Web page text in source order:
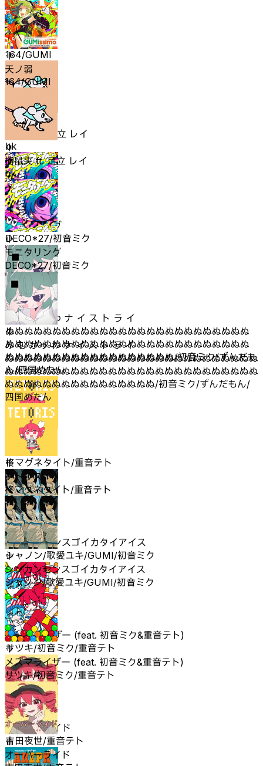
天ノ弱
164/GUMI
捕鼠夹 ft. 足立 レイ
bk
モニタリング
DECO*27/初音ミク
み む かゥ わ ナ イ ス ト ラ イ
ぬぬぬぬぬぬぬぬぬぬぬぬぬぬぬぬぬぬぬぬぬぬぬぬぬぬ
ぬぬぬぬぬぬぬぬぬぬぬぬぬぬぬぬぬぬぬぬぬぬぬぬぬぬ
ぬぬぬぬぬぬぬぬぬぬぬぬぬぬぬぬぬぬ/初音ミク/ずんだも
ん/四国めたん
テトリス
柊マグネタイト/重音テト
シンカンセンスゴイカタイアイス
シャノン/歌愛ユキ/GUMI/初音ミク
メズマライザー (feat. 初音ミク&重音テト)
サツキ/初音ミク/重音テト
オーバーライド
吉田夜世/重音テト
天ノ弱
164/GUMI
捕鼠夹 ft. 足立 レイ
bk
モニタリング
DECO*27/初音ミク
み む かゥ わ ナ イ ス ト ラ イ
ぬぬぬぬぬぬぬぬぬぬぬぬぬぬぬぬぬぬぬぬぬぬぬぬぬぬぬ
ぬぬぬぬぬぬぬぬぬぬぬぬぬぬぬぬぬぬぬぬぬぬぬぬぬぬぬ
ぬぬぬぬぬぬぬぬぬぬぬぬぬぬぬぬ/初音ミク/ずんだもん/
四国めたん
テトリス
柊マグネタイト/重音テト
シンカンセンスゴイカタイアイス
シャノン/歌愛ユキ/GUMI/初音ミク
メズマライザー (feat. 初音ミク&重音テト)
サツキ/初音ミク/重音テト
オーバーライド